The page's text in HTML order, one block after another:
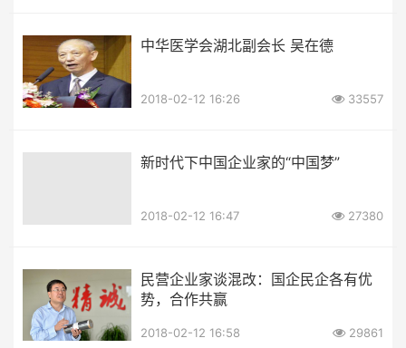
中华医学会湖北副会长 吴在德
2018-02-12 16:26 33557
新时代下中国企业家的“中国梦”
2018-02-12 16:47 27380
民营企业家谈混改：国企民企各有优
势，合作共赢
2018-02-12 16:58 29861